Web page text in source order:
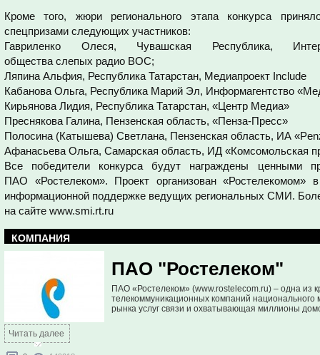
Кроме того, жюри регионального этапа конкурса
спецпризами следующих участников:
Гавриленко Олеся, Чувашская Республика,
общества слепых радио ВОС;
Ляпина Альфия, Республика Татарстан, Медиапроект Include
Кабанова Ольга, Республика Марий Эл, Информагентство
Кирьянова Лидия, Республика Татарстан, «Центр Медиа»
Преснякова Галина, Пензенская область, «Пенза-Пресс»
Полосина (Катышева) Светлана, Пензенская область, ИА
Афанасьева Ольга, Самарская область, ИД «Комсомольская
Все победители конкурса будут награждены ценными
ПАО «Ростелеком». Проект организован «Ростелекомом»
информационной поддержке ведущих региональных СМИ.
на сайте www.smi.rt.ru
КОМПАНИЯ
ПАО "Ростелеком"
ПАО «Ростелеком» (www.rostelecom.ru) – одна из
телекоммуникационных компаний национального
рынка услуг связи и охватывающая миллионы
Читать далее